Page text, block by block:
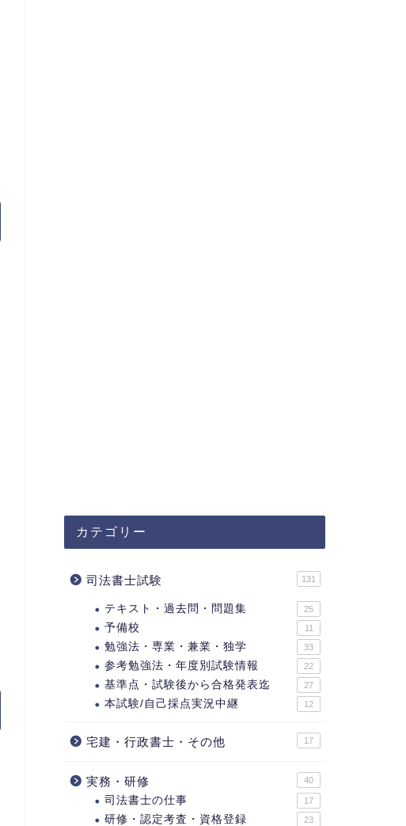
カテゴリー
司法書士試験 131
テキスト・過去問・問題集 25
予備校 11
勉強法・専業・兼業・独学 33
参考勉強法・年度別試験情報 22
基準点・試験後から合格発表迄 27
本試験/自己採点実況中継 12
宅建・行政書士・その他 17
実務・研修 40
司法書士の仕事 17
研修・認定考査・資格登録 23